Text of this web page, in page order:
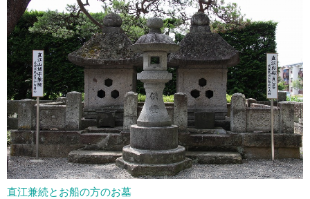
直江兼続とお船の方のお墓